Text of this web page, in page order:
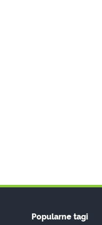
Popularne tagi